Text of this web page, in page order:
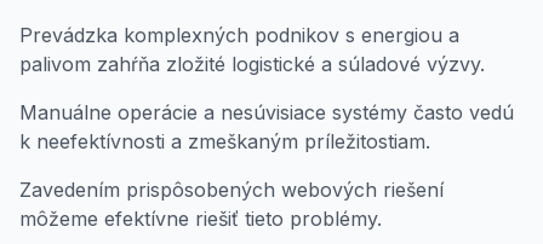
Prevádzka komplexných podnikov s energiou a
palivom zahŕňa zložité logistické a súladové výzvy.
Manuálne operácie a nesúvisiace systémy často vedú
k neefektívnosti a zmeškaným príležitostiam.
Zavedením prispôsobených webových riešení
môžeme efektívne riešiť tieto problémy.